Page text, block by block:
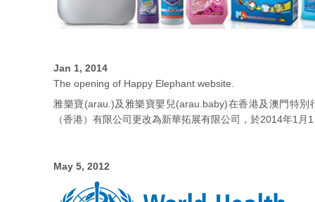
Jan 1, 2014
The opening of Happy Elephant website.
雅樂寶(arau.)及雅樂寶嬰兒(arau.baby)在香港及澳門特
（香港）有限公司更改為新華拓展有限公司，於2014年1月
May 5, 2012